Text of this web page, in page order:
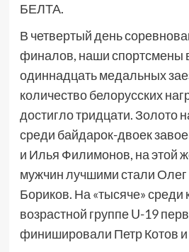
БЕЛТА.
В четвертый день
финалов, наши спортсмены
одиннадцать медальных
количество белорусских
достигло тридцати. Золото
среди байдарок-двоек
и Илья Филимонов, на этой
мужчин лучшими стали
Бориков. На «тысяче» среди
возрастной группе U-19
финишировали Петр Котов